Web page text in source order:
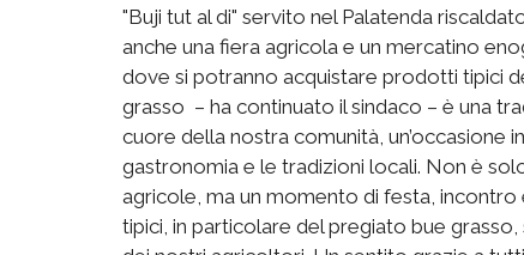
"Buji tut al di" servito nel Palatenda
anche una fiera agricola e un mercatino
dove si potranno acquistare prodotti tipici
grasso – ha continuato il sindaco – è una
cuore della nostra comunità, un’occasione
gastronomia e le tradizioni locali. Non è
agricole, ma un momento di festa,
tipici, in particolare del pregiato bue